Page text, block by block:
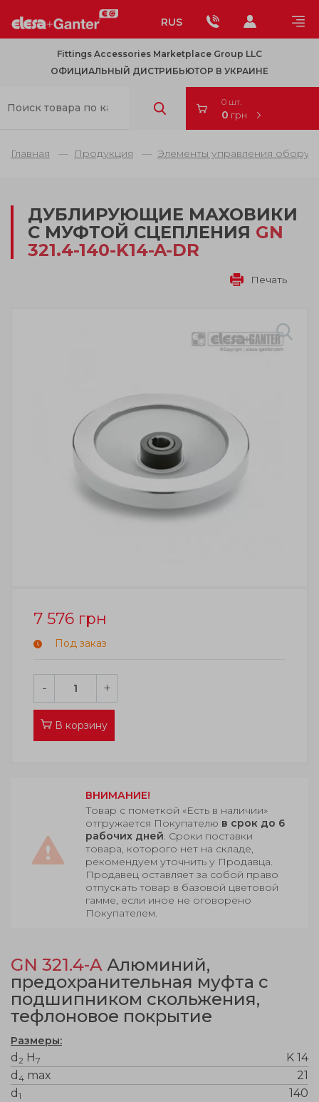
RUS
Fittings Accessories Marketplace Group LLC
ОФИЦИАЛЬНЫЙ ДИСТРИБЬЮТОР В УКРАИНЕ
0 шт.
0 грн
Главная Продукция Элементы управления
ДУБЛИРУЮЩИЕ МАХОВИКИ
С МУФТОЙ СЦЕПЛЕНИЯ GN
321.4-140-K14-A-DR
Печать
7 576 грн
Под заказ
- +
В корзину
ВНИМАНИЕ!
Товар с пометкой «Есть в наличии»
отгружается Покупателю в срок до 6
рабочих дней. Сроки поставки
товара, которого нет на складе,
рекомендуем уточнить у Продавца.
Продавец оставляет за собой право
отпускать товар в базовой цветовой
гамме, если иное не оговорено
Покупателем.
GN 321.4-A Алюминий,
предохранительная муфта с
подшипником скольжения,
тефлоновое покрытие
Размеры:
d 2 H7
K 14
d 4 max
21
d 1
140